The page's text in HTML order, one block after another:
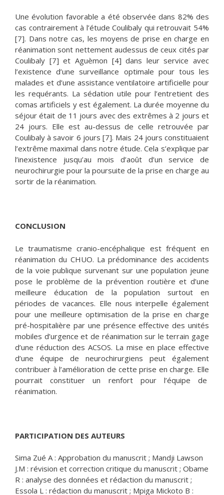
Une évolution favorable a été observée dans 82% des
cas contrairement à l’étude Coulibaly qui retrouvait 54%
[7]. Dans notre cas, les moyens de prise en charge en
réanimation sont nettement audessus de ceux cités par
Coulibaly [7] et Aguèmon [4] dans leur service avec
l’existence d’une surveillance optimale pour tous les
malades et d’une assistance ventilatoire artificielle pour
les requérants. La sédation utile pour l’entretient des
comas artificiels y est également. La durée moyenne du
séjour était de 11 jours avec des extrêmes à 2 jours et
24 jours. Elle est au-dessus de celle retrouvée par
Coulibaly à savoir 6 jours [7]. Mais 24 jours constituaient
l’extrême maximal dans notre étude. Cela s’explique par
l’inexistence jusqu’au mois d’août d’un service de
neurochirurgie pour la poursuite de la prise en charge au
sortir de la réanimation.
CONCLUSION
Le traumatisme cranio-encéphalique est fréquent en
réanimation du CHUO. La prédominance des accidents
de la voie publique survenant sur une population jeune
pose le problème de la prévention routière et d’une
meilleure éducation de la population surtout en
périodes de vacances. Elle nous interpelle également
pour une meilleure optimisation de la prise en charge
pré-hospitalière par une présence effective des unités
mobiles d’urgence et de réanimation sur le terrain gage
d’une réduction des ACSOS. La mise en place effective
d’une équipe de neurochirurgiens peut également
contribuer à l’amélioration de cette prise en charge. Elle
pourrait constituer un renfort pour l’équipe de
réanimation.
PARTICIPATION DES AUTEURS
Sima Zué A : Approbation du manuscrit ; Mandji Lawson
J.M : révision et correction critique du manuscrit ; Obame
R : analyse des données et rédaction du manuscrit ;
Essola L : rédaction du manuscrit ; Mpiga Mickoto B :